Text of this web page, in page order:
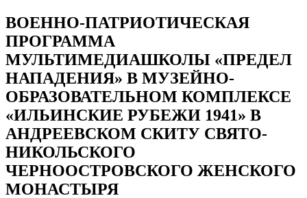
ВОЕННО-ПАТРИОТИЧЕСКАЯ
ПРОГРАММА
МУЛЬТИМЕДИАШКОЛЫ «ПРЕДЕЛ
НАПАДЕНИЯ» В МУЗЕЙНО-
ОБРАЗОВАТЕЛЬНОМ КОМПЛЕКСЕ
«ИЛЬИНСКИЕ РУБЕЖИ 1941» В
АНДРЕЕВСКОМ СКИТУ СВЯТО-
НИКОЛЬСКОГО
ЧЕРНООСТРОВСКОГО ЖЕНСКОГО
МОНАСТЫРЯ